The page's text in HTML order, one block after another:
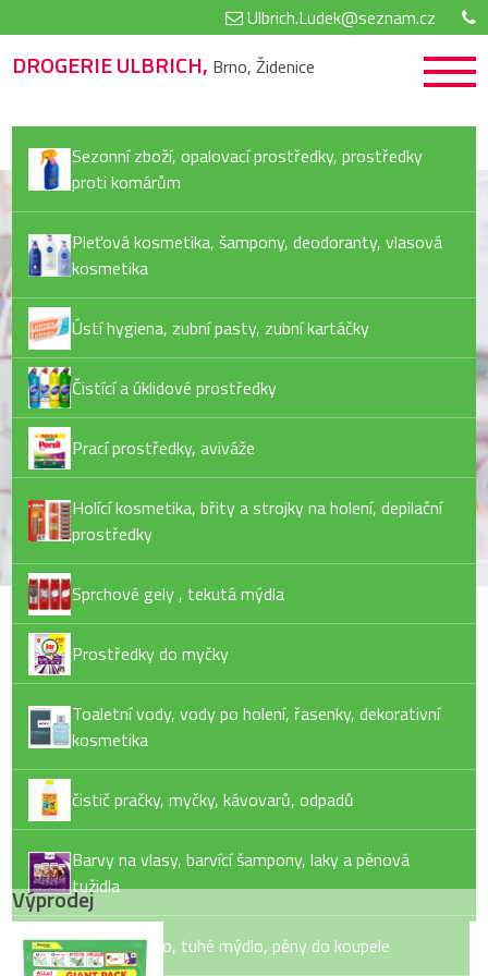
Ulbrich.Ludek@seznam.cz
DROGERIE ULBRICH, Brno, Židenice
Sezonní zboží, opalovací prostředky, prostředky
proti komárům
Pleťová kosmetika, šampony, deodoranty, vlasová
kosmetika
Ústí hygiena, zubní pasty, zubní kartáčky
Čistící a úklidové prostředky
Prací prostředky, aviváže
Holící kosmetika, břity a strojky na holení, depilační
prostředky
Sprchové gely , tekutá mýdla
Prostředky do myčky
Toaletní vody, vody po holení, řasenky, dekorativní
kosmetika
čistič pračky, myčky, kávovarů, odpadů
Barvy na vlasy, barvící šampony, laky a pěnová
tužidla
Tekuté mýdlo, tuhé mýdlo, pěny do koupele
Výprodej